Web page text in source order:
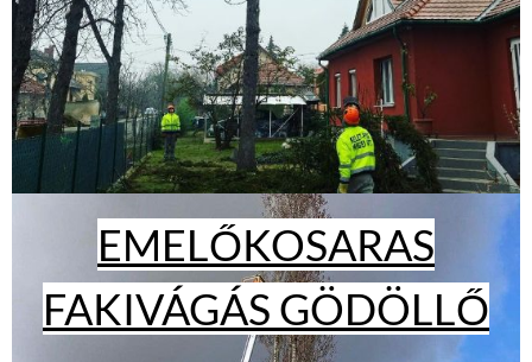
EMELŐKOSARAS
FAKIVÁGÁS GÖDÖLLŐ